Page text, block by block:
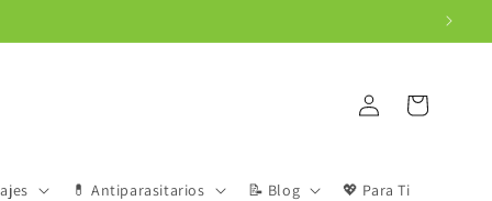
💊 Antiparasitarios 📝 Blog 💖 Para Ti
sesión
Carrito